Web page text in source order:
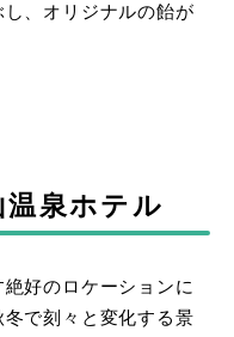
、オリジナルの飴が
泉ホテル
好のロケーションに
で刻々と変化する景